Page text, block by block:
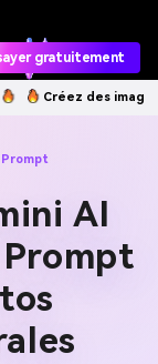
gratuitement
100 % gratuit!
AI